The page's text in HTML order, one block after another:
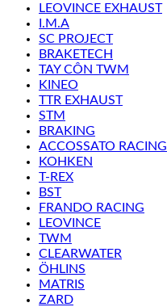
LEOVINCE EXHAUST
I.M.A
SC PROJECT
BRAKETECH
TAY CÔN TWM
KINEO
TTR EXHAUST
STM
BRAKING
ACCOSSATO RACING
KOHKEN
T-REX
BST
FRANDO RACING
LEOVINCE
TWM
CLEARWATER
ÖHLINS
MATRIS
ZARD